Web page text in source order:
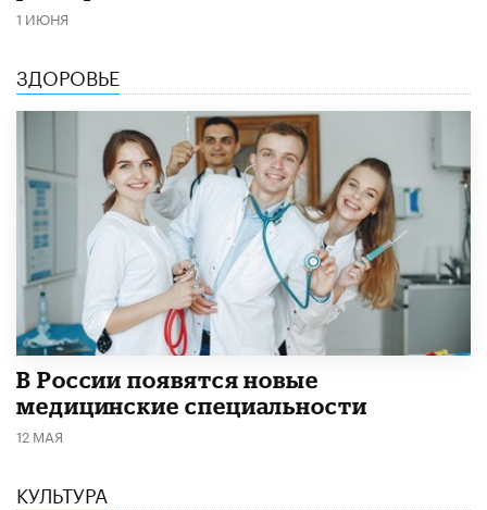
1 ИЮНЯ
ЗДОРОВЬЕ
В России появятся новые
медицинские специальности
12 МАЯ
КУЛЬТУРА